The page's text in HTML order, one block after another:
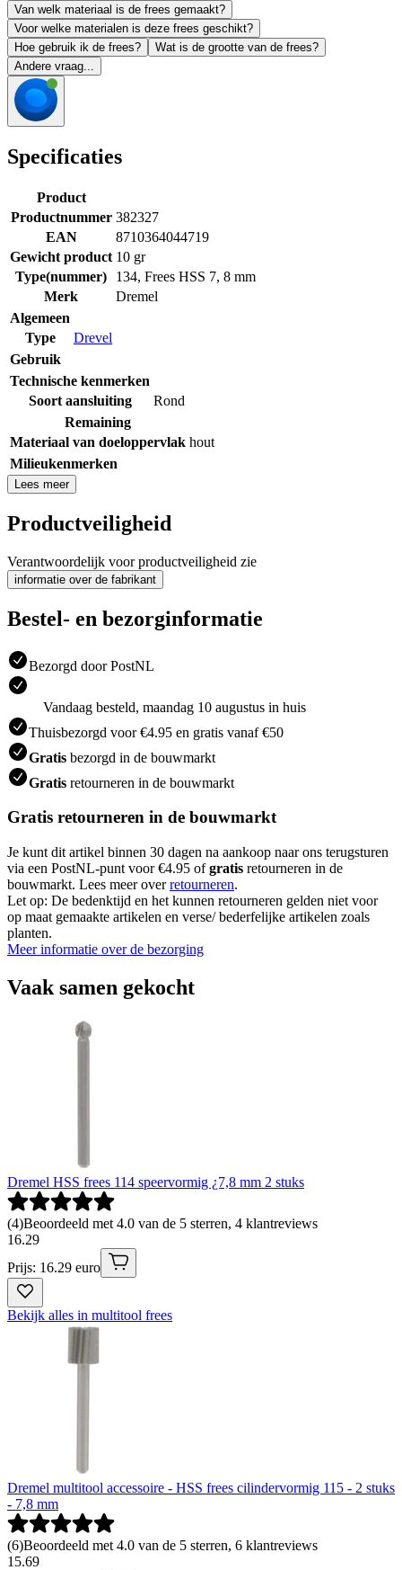
Van welk materiaal is de frees gemaakt?
Voor welke materialen is deze frees geschikt?
Hoe gebruik ik de frees?
Wat is de grootte van de frees?
Andere vraag...
Specificaties
Product
Productnummer 382327
EAN
8710364044719
Gewicht product 10 gr
Type(nummer)
134, Frees HSS 7, 8 mm
Merk
Dremel
Algemeen
Type
Drevel
Gebruik
Technische kenmerken
Soort aansluiting
Rond
Remaining
Materiaal van doeloppervlak hout
Milieukenmerken
Lees meer
Productveiligheid
Verantwoordelijk voor productveiligheid zie
informatie over de fabrikant
Bestel- en bezorginformatie
Bezorgd door PostNL
Vandaag besteld, maandag 10 augustus in huis
Thuisbezorgd voor €4.95 en gratis vanaf €50
Gratis bezorgd in de bouwmarkt
Gratis retourneren in de bouwmarkt
Gratis retourneren in de bouwmarkt
Je kunt dit artikel binnen 30 dagen na aankoop naar ons terugsturen
via een PostNL-punt voor €4.95 ofgratis retourneren in de
bouwmarkt. Lees meer overretourneren.
Let op: De bedenktijd en het kunnen retourneren gelden niet voor
op maat gemaakte artikelen en verse/ bederfelijke artikelen zoals
planten.
Meer informatie over de bezorging
Vaak samen gekocht
Dremel HSS frees 114 speervormig ¿7,8 mm 2 stuks
(4)Beoordeeld met 4.0 van de 5 sterren, 4 klantreviews
16.29
Prijs: 16.29 euro
Bekijk alles in multitool frees
Dremel multitool accessoire - HSS frees cilindervormig 115 - 2 stuks
- 7,8 mm
(6)Beoordeeld met 4.0 van de 5 sterren, 6 klantreviews
15.69